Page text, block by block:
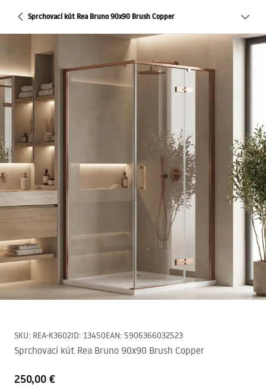
Sprchovací kút Rea Bruno 90x90 Brush Copper
SKU: REA-K3602ID: 13450EAN: 5906366032523
Sprchovací kút Rea Bruno 90x90 Brush Copper
250,00 €